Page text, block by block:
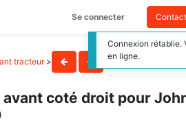
Se connecter
tracteur>
coté droit pour
Connexion rétablie.
en ligne.